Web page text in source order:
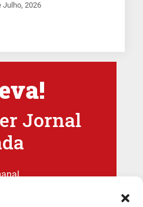
Julho, 2026
Jornal